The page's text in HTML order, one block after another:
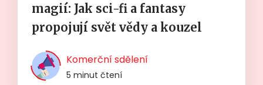
magií: Jak sci-fi a fantasy
propojují svět vědy a kouzel
Komerční sdělení
5 minut čtení